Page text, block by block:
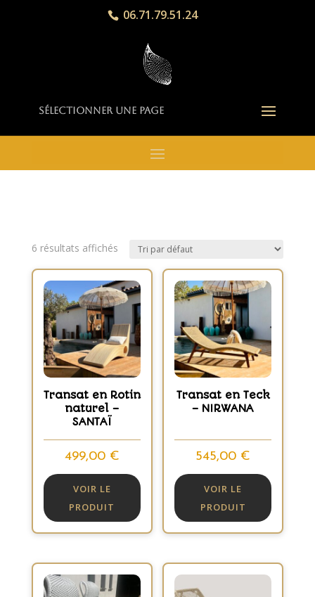
06.71.79.51.24
Sélectionner une page
6 résultats affichés
Transat en Rotin
naturel –
SANTAÏ
499,00 €
VOIR LE
PRODUIT
Transat en Teck
– NIRWANA
545,00 €
VOIR LE
PRODUIT